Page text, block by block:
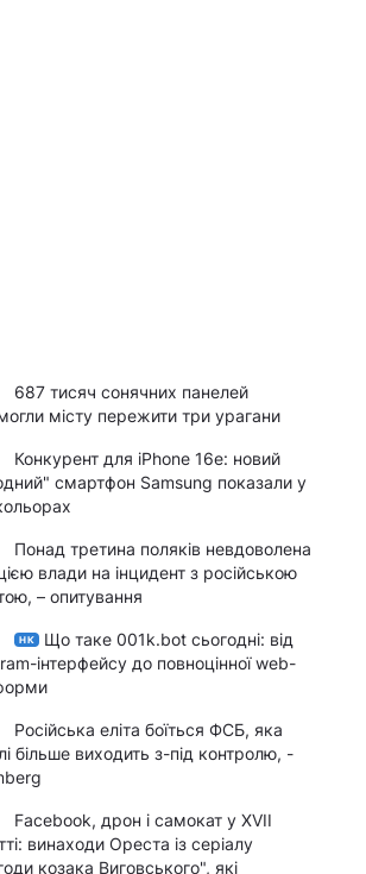
687 тисяч сонячних панелей
місту пережити три урагани
Конкурент для iPhone 16e: новий
смартфон Samsung показали у
Понад третина поляків невдоволена
влади на інцидент з російською
– опитування
НК
Що таке 001k.bot сьогодні: від
інтерфейсу до повноцінної web-
Російська еліта боїться ФСБ, яка
більше виходить з-під контролю, -
Facebook, дрон і самокат у XVII
винаходи Ореста із серіалу
козака Виговського", які